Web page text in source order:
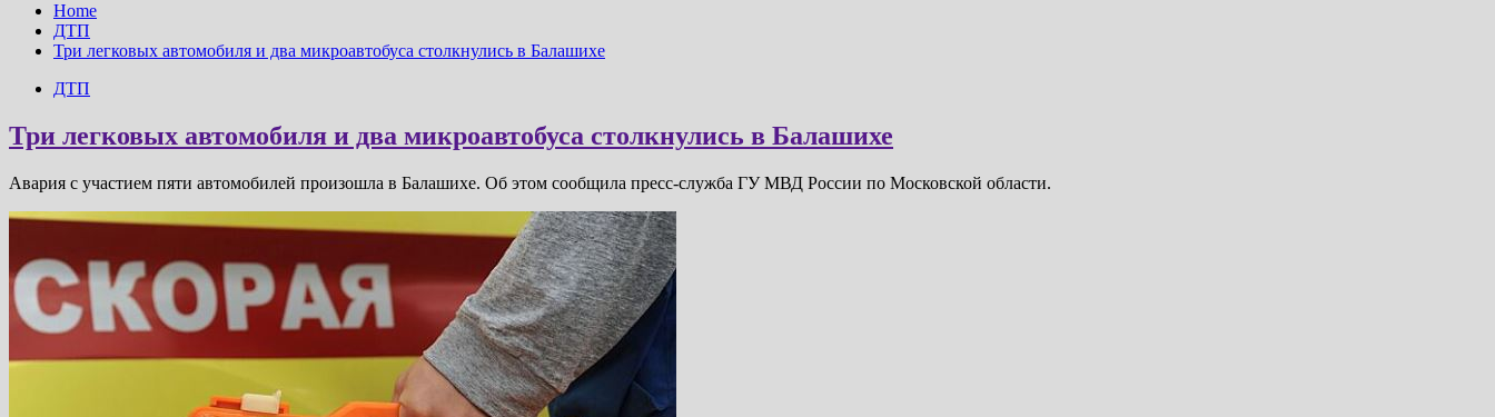
Home
ДТП
Три легковых автомобиля и два микроавтобуса столкнулись в Балашихе
ДТП
Три легковых автомобиля и два микроавтобуса столкнулись в Балашихе
Авария с участием пяти автомобилей произошла в Балашихе. Об этом сообщила пресс-служба ГУ МВД России по Московской области.